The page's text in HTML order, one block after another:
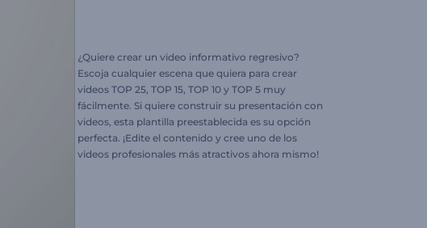
¿Quiere crear un video informativo regresivo?
Escoja cualquier escena que quiera para crear
videos TOP 25, TOP 15, TOP 10 y TOP 5 muy
fácilmente. Si quiere construir su presentación con
videos, esta plantilla preestablecida es su opción
perfecta. ¡Edite el contenido y cree uno de los
videos profesionales más atractivos ahora mismo!